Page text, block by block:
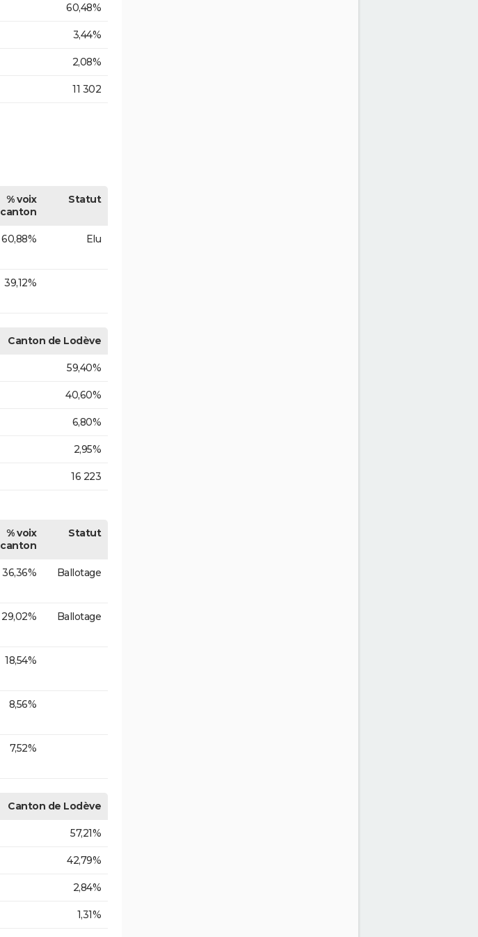
60,48%
3,44%
2,08%
11 302
% voix
canton
Statut
60,88% Elu
39,12%
Canton de Lodève
59,40%
40,60%
6,80%
2,95%
16 223
% voix
canton
Statut
36,36% Ballotage
29,02% Ballotage
18,54%
8,56%
7,52%
Canton de Lodève
57,21%
42,79%
2,84%
1,31%